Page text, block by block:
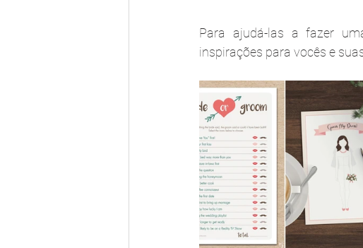
Para ajudá-las a fazer
inspirações para vocês e